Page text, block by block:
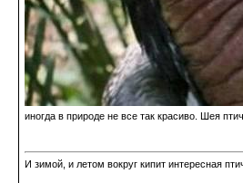
иногда в природе не все так красиво. Шея
И зимой, и летом вокруг кипит интересная